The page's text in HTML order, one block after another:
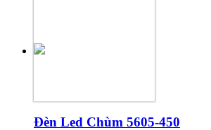
Đèn Led Chùm 5605-450